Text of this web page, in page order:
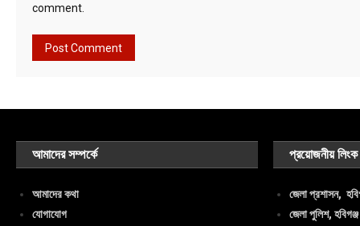
comment.
আমাদের সম্পর্কে
আমাদের কথা
যোগাযোগ
প্রয়োজনীয় লিংক
জেলা প্রশাসন,
জেলা পুলিশ, হবিগঞ্জ